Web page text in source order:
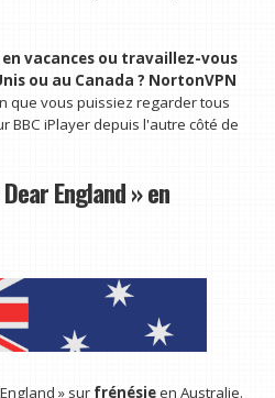
vacances ou travaillez-vous
ou au Canada ? NortonVPN
que vous puissiez regarder tous
BBC iPlayer depuis l'autre côté de
England » en
» sur frénésieen Australie.